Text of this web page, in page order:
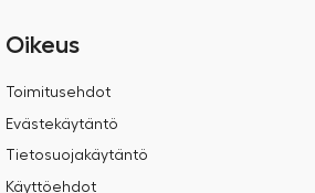
Oikeus
Toimitusehdot
Evästekäytäntö
Tietosuojakäytäntö
Käyttöehdot